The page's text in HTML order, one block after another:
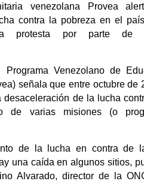
venezolana Provea
contra la pobreza en el
la protesta por parte de
Venezolano de
señala que entre octubre de
desaceleración de la lucha
de varias misiones (o
de la lucha en contra de
una caída en algunos sitios,
Alvarado, director de la